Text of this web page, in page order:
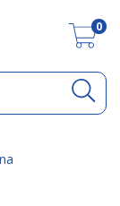
0